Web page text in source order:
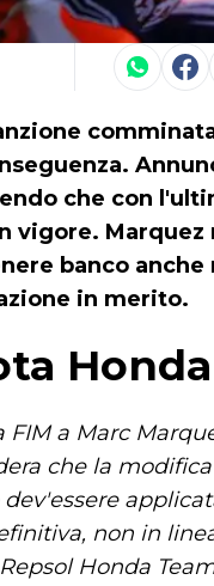
che con
Marquez
banco
in merito.
Honda
a Marc
che la
non in
Honda